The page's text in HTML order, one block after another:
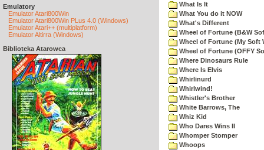
Emulatory
Emulator Atari800Win
Emulator Atari800Win PLus 4.0 (Windows)
Emulator Atari++ (multiplatform)
Emulator Altirra (Windows)
Biblioteka Atarowca
What Is It
What You do it NOW
What's Different
Wheel of Fortune (B&W
Wheel of Fortune (My Soft
Wheel of Fortune (OFFY
Where Dinosaurs Rule
Where Is Elvis
Whirlinurd
Whirlwind!
Whistler's Brother
White Barrows, The
Whiz Kid
Who Dares Wins II
Whomper Stomper
Whoops